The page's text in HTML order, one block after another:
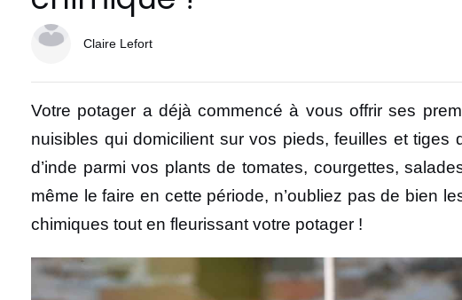
Claire Lefort
Votre potager a déjà commencé à vous offrir ses
nuisibles qui domicilient sur vos pieds, feuilles et
d’inde parmi vos plants de tomates, courgettes,
même le faire en cette période, n’oubliez pas de bien
chimiques tout en fleurissant votre potager !